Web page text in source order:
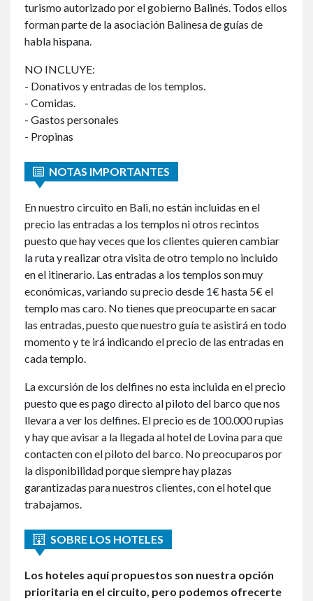
turismo autorizado por el gobierno Balinés. Todos ellos
forman parte de la asociación Balinesa de guías de
habla hispana.
NO INCLUYE:
- Donativos y entradas de los templos.
- Comidas.
- Gastos personales
- Propinas
NOTAS IMPORTANTES
En nuestro circuito en Bali, no están incluidas en el
precio las entradas a los templos ni otros recintos
puesto que hay veces que los clientes quieren cambiar
la ruta y realizar otra visita de otro templo no incluido
en el itinerario. Las entradas a los templos son muy
económicas, variando su precio desde 1€ hasta 5€ el
templo mas caro. No tienes que preocuparte en sacar
las entradas, puesto que nuestro guía te asistirá en todo
momento y te irá indicando el precio de las entradas en
cada templo.
La excursión de los delfines no esta incluida en el precio
puesto que es pago directo al piloto del barco que nos
llevara a ver los delfines. El precio es de 100.000 rupias
y hay que avisar a la llegada al hotel de Lovina para que
contacten con el piloto del barco. No preocuparos por
la disponibilidad porque siempre hay plazas
garantizadas para nuestros clientes, con el hotel que
trabajamos.
SOBRE LOS HOTELES
Los hoteles aquí propuestos son nuestra opción
prioritaria en el circuito, pero podemos ofrecerte